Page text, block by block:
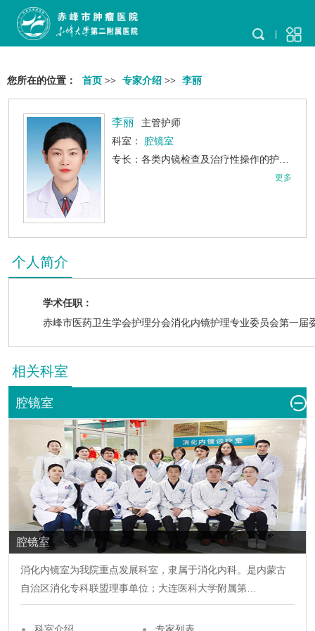
您所在的位置： 首页 >> 专家介绍 >> 李丽
李丽
主管护师
科室： 腔镜室
更多
个人简介
学术任职：
赤峰市医药卫生学会护理分会消化内镜护理专业委员会第一届
相关科室
腔镜室
腔镜室
消化内镜室为我院重点发展科室，隶属于消化内科。是内蒙古
自治区消化专科联盟理事单位；大连医科大学附属第…